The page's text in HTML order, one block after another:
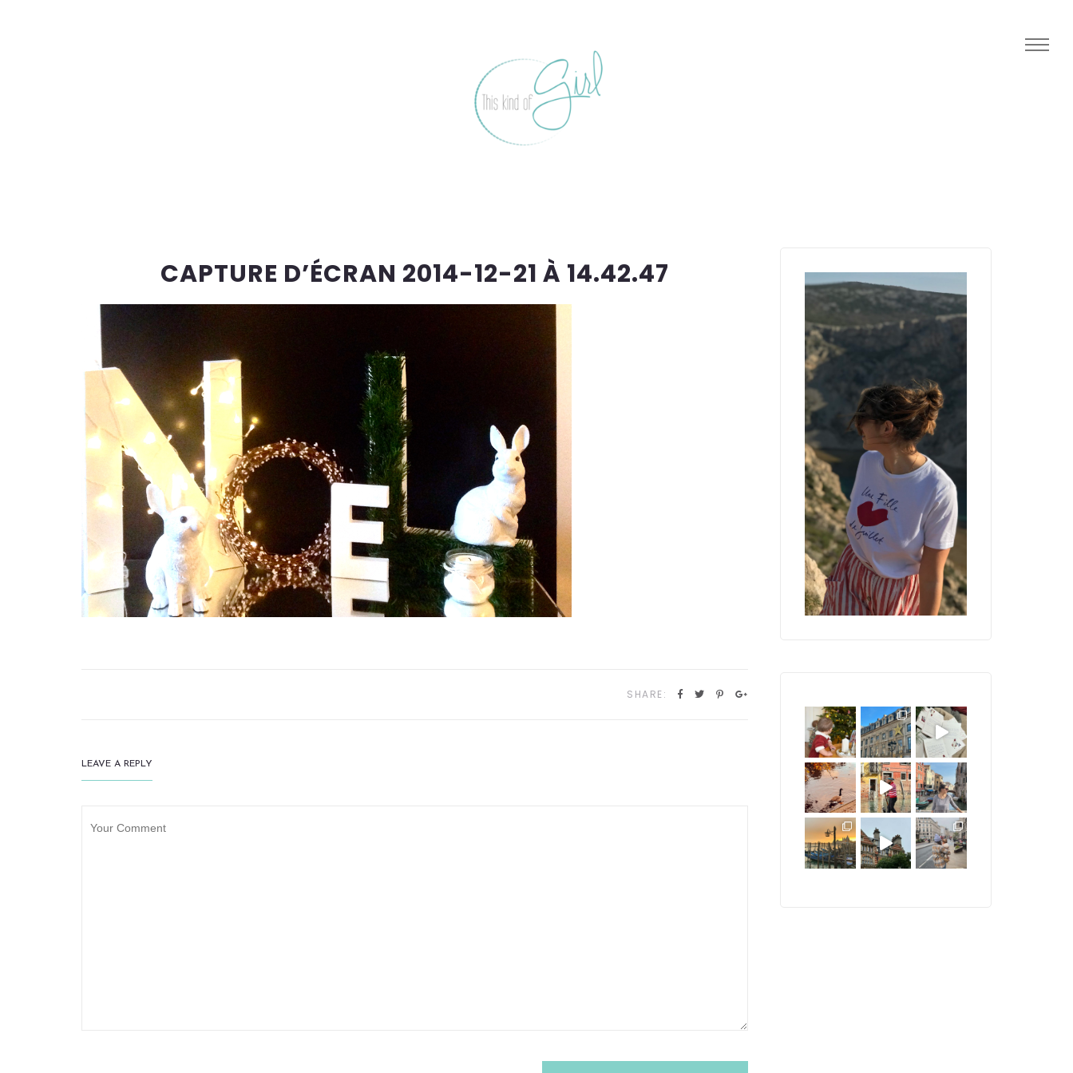
CAPTURE D’ÉCRAN 2014-12-21 À 14.42.47
SHARE:
LEAVE A REPLY